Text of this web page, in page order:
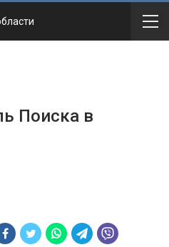
Поиска в